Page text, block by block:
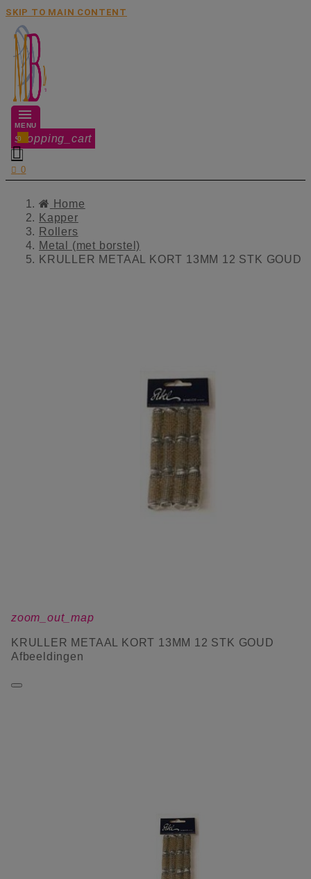
SKIP TO MAIN CONTENT
MENU
shopping_cart
0

 0
Home
Kapper
Rollers
Metal (met borstel)
KRULLER METAAL KORT 13MM 12 STK GOUD
zoom_out_map
KRULLER METAAL KORT 13MM 12 STK GOUD
Afbeeldingen